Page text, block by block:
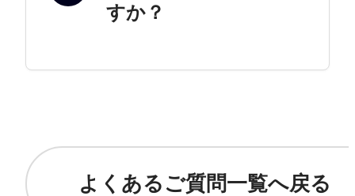
すか？
よくあるご質問一覧へ戻る